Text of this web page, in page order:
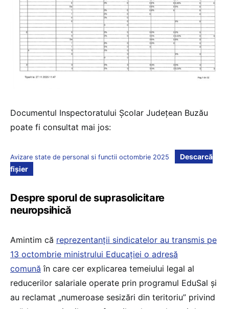
Documentul Inspectoratului Școlar Județean Buzău
poate fi consultat mai jos:
Avizare state de personal si functii octombrie 2025
Descarcă
fișier
Despre sporul de suprasolicitare
neuropsihică
Amintim că reprezentanții sindicatelor au transmis pe
13 octombrie ministrului Educației o adresă
comună în care cer explicarea temeiului legal al
reducerilor salariale operate prin programul EduSal și
au reclamat „numeroase sesizări din teritoriu” privind